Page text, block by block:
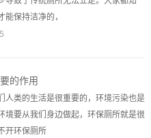
保持洁净的，
的作用
人类的生活是很重要的，环境污染也是
境要从我们身边做起，环保厕所就是很
开环保厕所